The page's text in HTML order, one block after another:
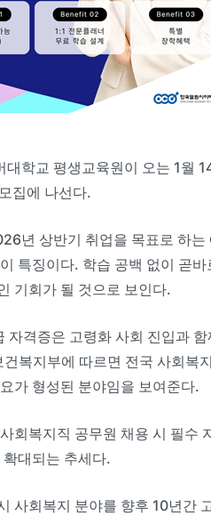
대학교 평생교육원이 오는 1월
집에 나선다.
년 상반기 취업을 목표로 하
특징이다. 학습 공백 없이 곧
기회가 될 것으로 보인다.
자격증은 고령화 사회 진입과
건복지부에 따르면 전국 사회복
가 형성된 분야임을 보여준다.
회복지직 공무원 채용 시 필수
대되는 추세다.
사회복지 분야를 향후 10년간